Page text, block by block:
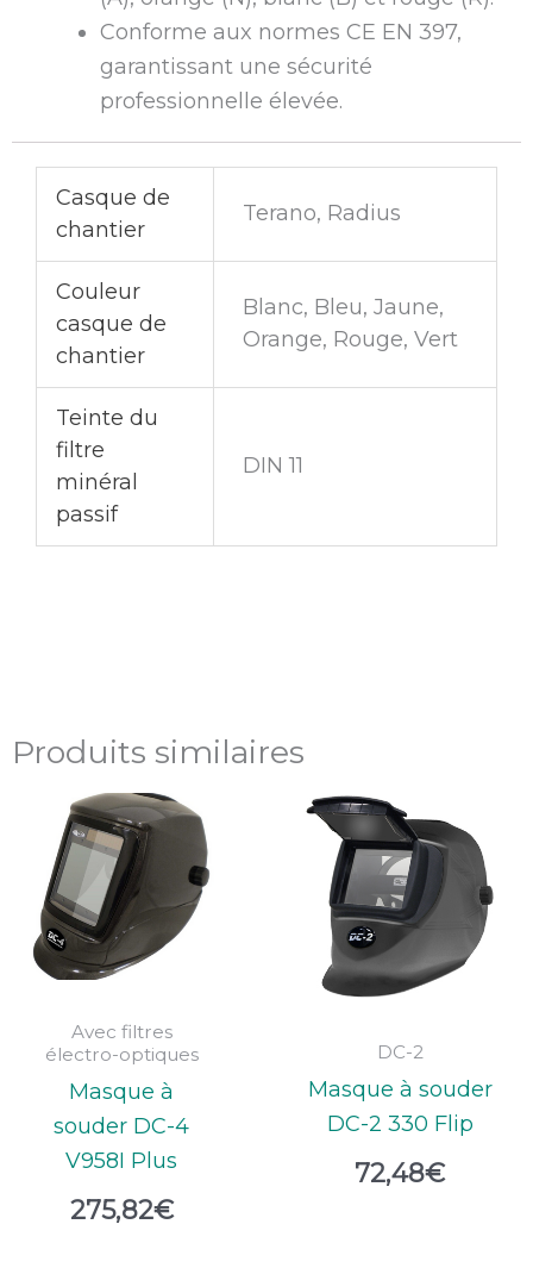
Conforme aux normes CE EN 397,
garantissant une sécurité
professionnelle élevée.
Casque de
chantier
Terano, Radius
Couleur
casque de
chantier
Blanc, Bleu, Jaune,
Orange, Rouge, Vert
Teinte du
filtre
minéral
passif
DIN 11
Produits similaires
Avec filtres
électro-optiques
Masque à
souder DC-4
V958I Plus
275,82€
DC-2
Masque à souder
DC-2 330 Flip
72,48€